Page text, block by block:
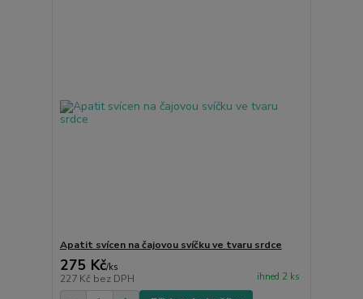
Apatit svícen na čajovou svíčku ve tvaru srdce
275 Kč/ks
227 Kč bez DPH ihned 2 ks